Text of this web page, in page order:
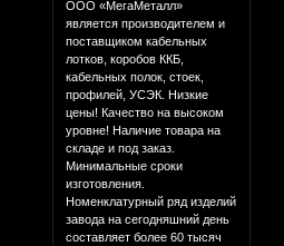
ООО «МегаМеталл»
является производителем и
поставщиком кабельных
лотков, коробов ККБ,
кабельных полок, стоек,
профилей, УСЭК. Низкие
цены! Качество на высоком
уровне! Наличие товара на
складе и под заказ.
Минимальные сроки
изготовления.
Номенклатурный ряд изделий
завода на сегодняшний день
составляет более 60 тысяч